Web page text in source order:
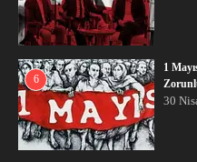
6
1
30